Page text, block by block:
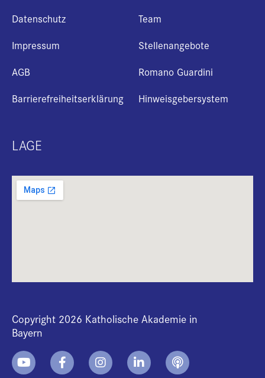
Datenschutz
Impressum
AGB
Barrierefreiheitserklärung
Team
Stellenangebote
Romano Guardini
Hinweisgebersystem
LAGE
Copyright 2026 Katholische Akademie in
Bayern